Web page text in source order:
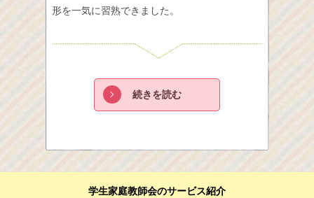
形を一気に習熟できました。
続きを読む
学生家庭教師会のサービス紹介